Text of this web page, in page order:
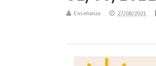
Enseñanza 27/08/2021